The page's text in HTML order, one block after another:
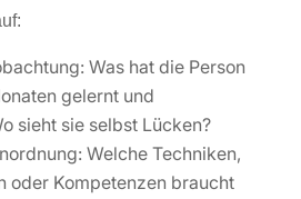
Was hat die Person
gelernt und
sieht sie selbst Lücken?
Welche Techniken,
oder Kompetenzen braucht